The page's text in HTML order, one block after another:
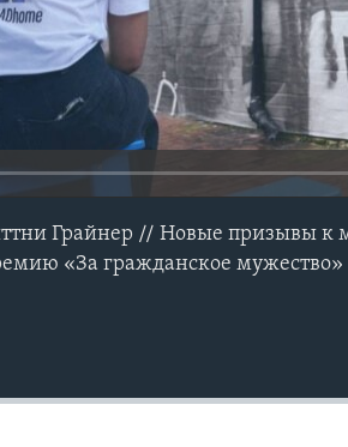
Грайнер // Новые призывы
«За гражданское мужество»